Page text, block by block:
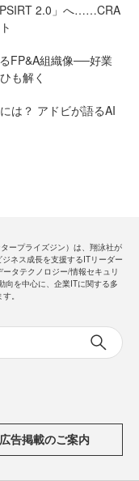
PSIRT 2.0」へ……CRA
FP&A組織像──好業
も解く
は？ アドビが語るAI
ープライズジン）は、翔泳社が
ネス成長を支援するITリーダー
タテクノロジー/情報セキュリ
向を中心に、企業ITに関する多
。
広告掲載のご案内